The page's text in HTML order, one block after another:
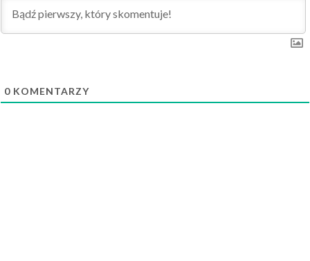
0 KOMENTARZY